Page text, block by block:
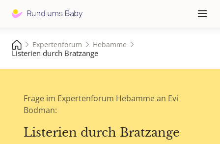
≡
Expertenforum Hebamme
Listerien durch Bratzange
Frage im Expertenforum Hebamme an Evi
Bodman:
Listerien durch Bratzange